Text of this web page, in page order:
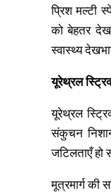
प्रिश मल्टी
को बेहतर
स्वास्थ्य
यूरेथ्रल
यूरेथ्रल
संकुचन
जटिलताएँ हो
मूत्रमार्ग की